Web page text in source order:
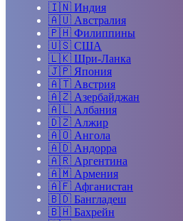
🇮🇳 Индия
🇦🇺 Австралия
🇵🇭 Филиппины
🇺🇸 США
🇱🇰 Шри-Ланка
🇯🇵 Япония
🇦🇹 Австрия
🇦🇿 Азербайджан
🇦🇱 Албания
🇩🇿 Алжир
🇦🇴 Ангола
🇦🇩 Андорра
🇦🇷 Аргентина
🇦🇲 Армения
🇦🇫 Афганистан
🇧🇩 Бангладеш
🇧🇭 Бахрейн